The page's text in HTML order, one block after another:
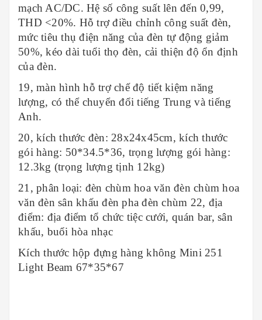
mạch AC/DC. Hệ số công suất lên đến 0,99,
THD <20%. Hỗ trợ điều chỉnh công suất đèn,
mức tiêu thụ điện năng của đèn tự động giảm
50%, kéo dài tuổi thọ đèn, cải thiện độ ổn định
của đèn.
19, màn hình hỗ trợ chế độ tiết kiệm năng
lượng, có thể chuyển đổi tiếng Trung và tiếng
Anh.
20, kích thước đèn: 28x24x45cm, kích thước
gói hàng: 50*34.5*36, trọng lượng gói hàng:
12.3kg (trọng lượng tịnh 12kg)
21, phân loại: đèn chùm hoa văn đèn chùm hoa
văn đèn sân khấu đèn pha đèn chùm 22, địa
điểm: địa điểm tổ chức tiệc cưới, quán bar, sân
khấu, buổi hòa nhạc
Kích thước hộp đựng hàng không Mini 251
Light Beam 67*35*67